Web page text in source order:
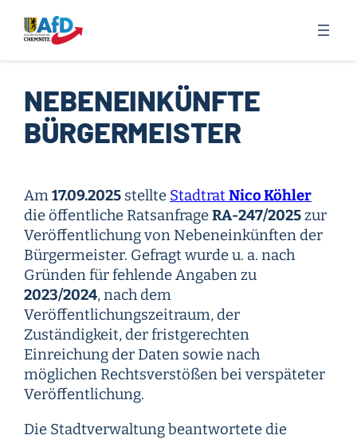
Inhalt
springen
NEBENEINKÜNFTE
BÜRGERMEISTER
Am17.09.2025 stellte StadtratNico Köhler
die öffentliche RatsanfrageRA-247/2025zur
Veröffentlichung von Nebeneinkünften der
Bürgermeister. Gefragt wurde u. a. nach
Gründen für fehlende Angaben zu
2023/2024, nach dem
Veröffentlichungszeitraum, der
Zuständigkeit, der fristgerechten
Einreichung der Daten sowie nach
möglichen Rechtsverstößen bei verspäteter
Veröffentlichung.
Die Stadtverwaltung beantwortete die